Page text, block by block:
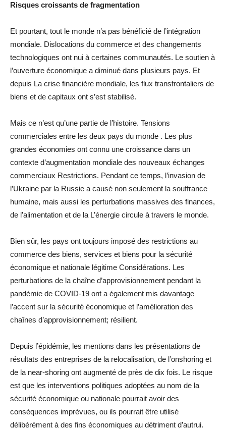
Risques croissants de fragmentation
Et pourtant, tout le monde n’a pas bénéficié de l’intégration
mondiale. Dislocations du commerce et des changements
technologiques ont nui à certaines communautés. Le soutien à
l’ouverture économique a diminué dans plusieurs pays. Et
depuis La crise financière mondiale, les flux transfrontaliers de
biens et de capitaux ont s’est stabilisé.
Mais ce n’est qu’une partie de l’histoire. Tensions
commerciales entre les deux pays du monde . Les plus
grandes économies ont connu une croissance dans un
contexte d’augmentation mondiale des nouveaux échanges
commerciaux Restrictions. Pendant ce temps, l’invasion de
l’Ukraine par la Russie a causé non seulement la souffrance
humaine, mais aussi les perturbations massives des finances,
de l’alimentation et de la L’énergie circule à travers le monde.
Bien sûr, les pays ont toujours imposé des restrictions au
commerce des biens, services et biens pour la sécurité
économique et nationale légitime Considérations. Les
perturbations de la chaîne d’approvisionnement pendant la
pandémie de COVID-19 ont a également mis davantage
l’accent sur la sécurité économique et l’amélioration des
chaînes d’approvisionnement; résilient.
Depuis l’épidémie, les mentions dans les présentations de
résultats des entreprises de la relocalisation, de l’onshoring et
de la near-shoring ont augmenté de près de dix fois. Le risque
est que les interventions politiques adoptées au nom de la
sécurité économique ou nationale pourrait avoir des
conséquences imprévues, ou ils pourrait être utilisé
délibérément à des fins économiques au détriment d’autrui.